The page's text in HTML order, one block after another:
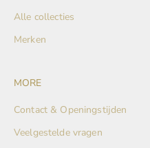
Alle collecties
Merken
MORE
Contact & Openingstijden
Veelgestelde vragen